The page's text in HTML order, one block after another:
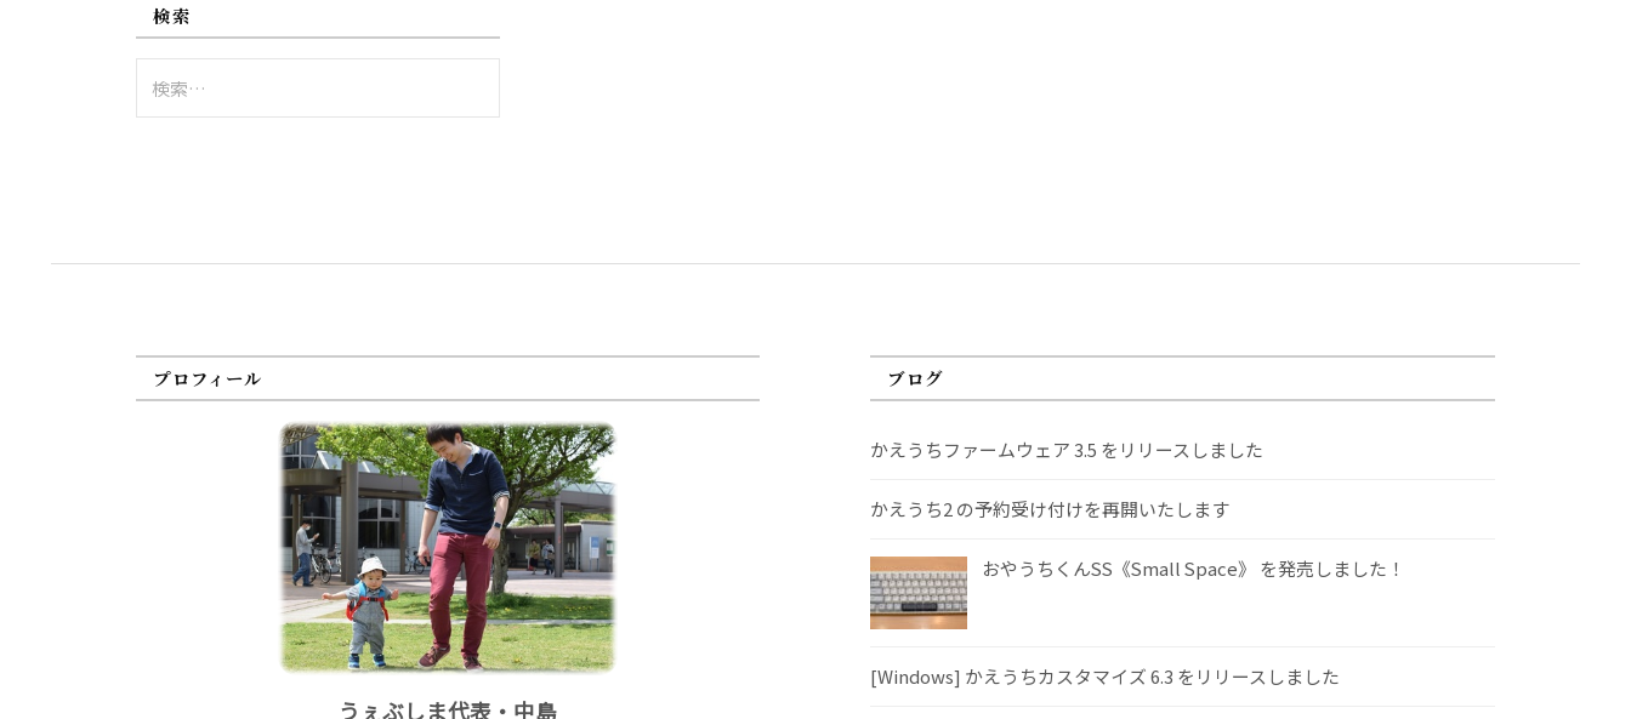
検索
索:
プロフィール
うぇぶしま代表・中島
ブログ
かえうちファームウェア 3.5 をリリースしました
かえうち2 の予約受け付けを再開いたします
おやうちくんSS《Small Space》 を発売しました！
[Windows] かえうちカスタマイズ 6.3 をリリースしました